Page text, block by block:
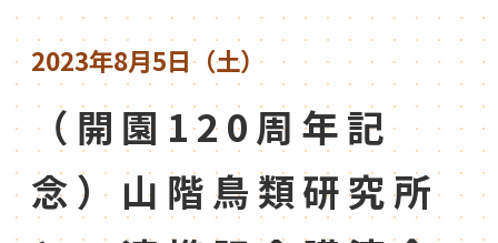
2023年8月5日（土）
（開園120周年記
念）山階鳥類研究所